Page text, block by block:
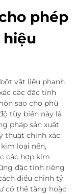
phép
hiệu
vật liệu phanh
các đặc tính
sao cho phù
tùy biến này là
pháp sản xuất
thuật chính xác
loại nền,
các hợp kim
đặc tính riêng
điều chỉnh tỷ
có thể tăng hoặc